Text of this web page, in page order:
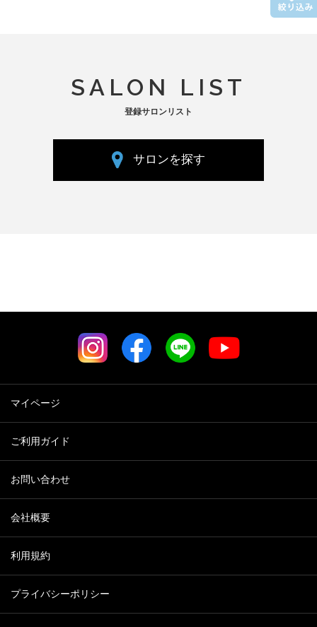
SALON LIST
登録サロンリスト
サロンを探す
マイページ
ご利用ガイド
お問い合わせ
会社概要
利用規約
プライバシーポリシー